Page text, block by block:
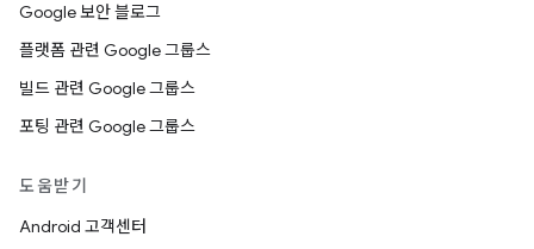
Google 보안 블로그
플랫폼 관련 Google 그룹스
빌드 관련 Google 그룹스
포팅 관련 Google 그룹스
도움받기
Android 고객센터